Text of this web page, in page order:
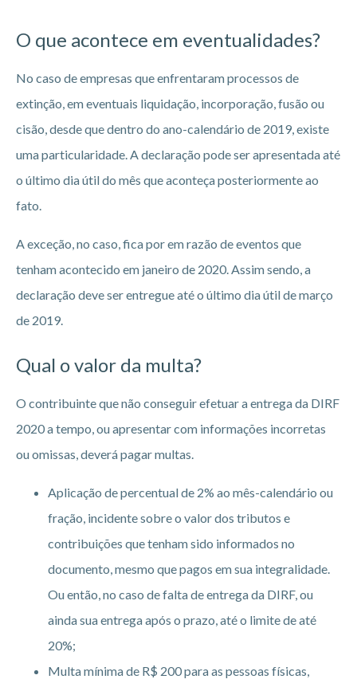
O que acontece em eventualidades?
No caso de empresas que enfrentaram processos de
extinção, em eventuais liquidação, incorporação, fusão ou
cisão, desde que dentro do ano-calendário de 2019, existe
uma particularidade. A declaração pode ser apresentada até
o último dia útil do mês que aconteça posteriormente ao
fato.
A exceção, no caso, fica por em razão de eventos que
tenham acontecido em janeiro de 2020. Assim sendo, a
declaração deve ser entregue até o último dia útil de março
de 2019.
Qual o valor da multa?
O contribuinte que não conseguir efetuar a entrega da DIRF
2020 a tempo, ou apresentar com informações incorretas
ou omissas, deverá pagar multas.
Aplicação de percentual de 2% ao mês-calendário ou
fração, incidente sobre o valor dos tributos e
contribuições que tenham sido informados no
documento, mesmo que pagos em sua integralidade.
Ou então, no caso de falta de entrega da DIRF, ou
ainda sua entrega após o prazo, até o limite de até
20%;
Multa mínima de R$ 200 para as pessoas físicas,